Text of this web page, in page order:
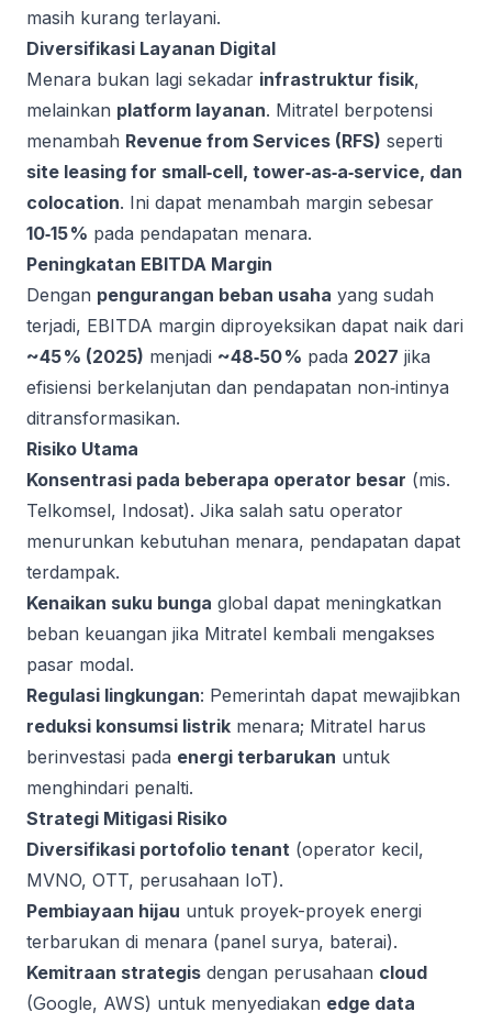
masih kurang terlayani.
Diversifikasi Layanan Digital
Menara bukan lagi sekadar infrastruktur fisik,
melainkan platform layanan. Mitratel berpotensi
menambah Revenue from Services (RFS) seperti
site leasing for small‑cell, tower‑as‑a‑service, dan
colocation. Ini dapat menambah margin sebesar
10‑15 % pada pendapatan menara.
Peningkatan EBITDA Margin
Dengan pengurangan beban usaha yang sudah
terjadi, EBITDA margin diproyeksikan dapat naik dari
~45 % (2025) menjadi ~48‑50 % pada 2027 jika
efisiensi berkelanjutan dan pendapatan non‑intinya
ditransformasikan.
Risiko Utama
Konsentrasi pada beberapa operator besar (mis.
Telkomsel, Indosat). Jika salah satu operator
menurunkan kebutuhan menara, pendapatan dapat
terdampak.
Kenaikan suku bunga global dapat meningkatkan
beban keuangan jika Mitratel kembali mengakses
pasar modal.
Regulasi lingkungan: Pemerintah dapat mewajibkan
reduksi konsumsi listrik menara; Mitratel harus
berinvestasi pada energi terbarukan untuk
menghindari penalti.
Strategi Mitigasi Risiko
Diversifikasi portofolio tenant (operator kecil,
MVNO, OTT, perusahaan IoT).
Pembiayaan hijau untuk proyek-proyek energi
terbarukan di menara (panel surya, baterai).
Kemitraan strategis dengan perusahaan cloud
(Google, AWS) untuk menyediakan edge data